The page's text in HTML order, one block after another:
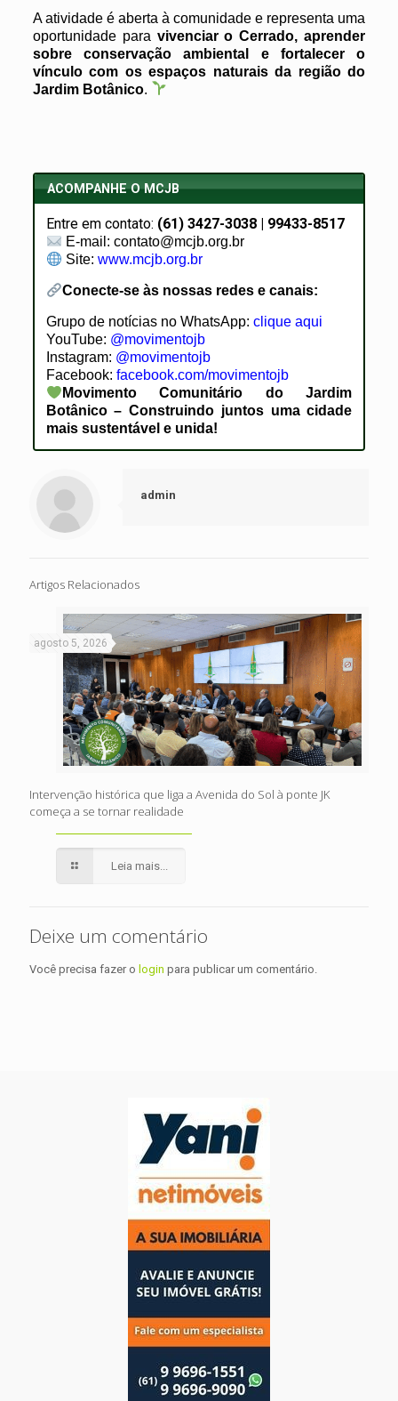
A atividade é aberta à comunidade e representa uma
oportunidade para vivenciar o Cerrado, aprender
sobre conservação ambiental e fortalecer o
vínculo com os espaços naturais da região do
Jardim Botânico.
ACOMPANHE O MCJB
Entre em contato: (61) 3427-3038 | 99433-8517
E-mail: contato@mcjb.org.br
Site:www.mcjb.org.br
Conecte-se às nossas redes e canais:
Grupo de notícias no WhatsApp: clique aqui
YouTube: @movimentojb
Instagram: @movimentojb
Facebook: facebook.com/movimentojb
Movimento Comunitário do Jardim
Botânico – Construindo juntos uma cidade
mais sustentável e unida!
admin
Artigos Relacionados
agosto 5, 2026
Intervenção histórica que liga a Avenida do Sol à ponte JK
começa a se tornar realidade
Leia mais...
Deixe um comentário
Você precisa fazer o login para publicar um comentário.